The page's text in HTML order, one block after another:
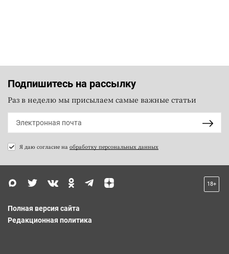
Подпишитесь на рассылку
Раз в неделю мы присылаем самые важные статьи
Я даю согласие на обработку персональных данных
18+
Полная версия сайта
Редакционная политика